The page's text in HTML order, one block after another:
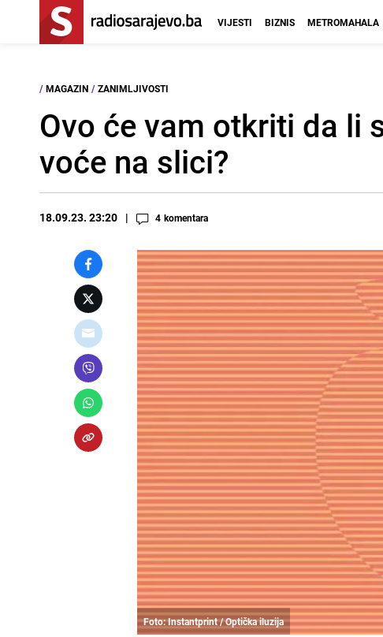
VIJESTI BIZNIS METROMAHALA
/ MAGAZIN / ZANIMLJIVOSTI
Ovo će vam otkriti da li
voće na slici?
18.09.23. 23:20 4 komentara
Foto: Instantprint / Optička iluzija